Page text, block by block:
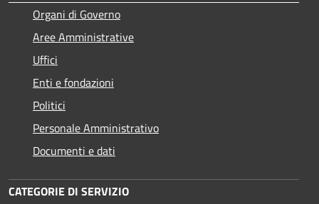
Organi di Governo
Aree Amministrative
Uffici
Enti e fondazioni
Politici
Personale Amministrativo
Documenti e dati
CATEGORIE DI SERVIZIO